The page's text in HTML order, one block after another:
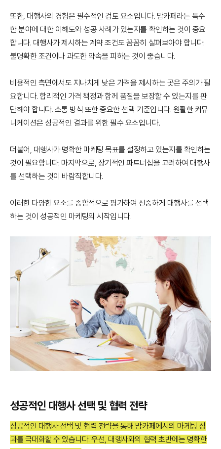
또한, 대행사의 경험은 필수적인 검토 요소입니다. 맘카페라는 특수
한 분야에 대한 이해도와 성공 사례가 있는지를 확인하는 것이 중요
합니다. 대행사가 제시하는 계약 조건도 꼼꼼히 살펴보아야 합니다.
불명확한 조건이나 과도한 약속을 피하는 것이 좋습니다.
비용적인 측면에서도 지나치게 낮은 가격을 제시하는 곳은 주의가 필
요합니다. 합리적인 가격 책정과 함께 품질을 보장할 수 있는지를 판
단해야 합니다. 소통 방식 또한 중요한 선택 기준입니다. 원활한 커뮤
니케이션은 성공적인 결과를 위한 필수 요소입니다.
더불어, 대행사가 명확한 마케팅 목표를 설정하고 있는지를 확인하는
것이 필요합니다. 마지막으로, 장기적인 파트너십을 고려하여 대행사
를 선택하는 것이 바람직합니다.
이러한 다양한 요소를 종합적으로 평가하여 신중하게 대행사를 선택
하는 것이 성공적인 마케팅의 시작입니다.
성공적인 대행사 선택 및 협력 전략
성공적인 대행사 선택 및 협력 전략을 통해 맘카페에서의 마케팅 성
과를 극대화할 수 있습니다. 우선, 대행사와의 협력 초반에는 명확한